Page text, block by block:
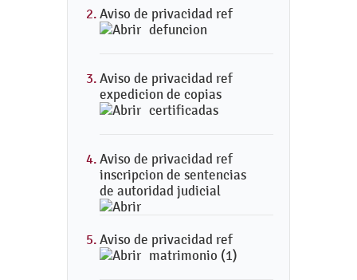
Aviso de privacidad ref
defuncion
Aviso de privacidad ref
expedicion de copias
certificadas
Aviso de privacidad ref
inscripcion de sentencias
de autoridad judicial
Aviso de privacidad ref
matrimonio (1)